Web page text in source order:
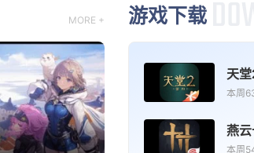
限号删档
MORE + 游戏下载
天
本周
燕
本周